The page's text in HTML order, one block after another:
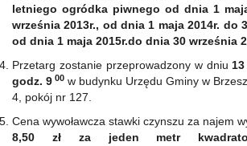
letniego ogródka piwnego od dnia 1
września 2013r., od dnia 1 maja 2014r. do
od dnia 1 maja 2015r.do dnia 30 września
Przetarg zostanie przeprowadzony w dniu
godz. 9 00 w budynku Urzędu Gminy w
4, pokój nr 127.
Cena wywoławcza stawki czynszu za najem
8,50 zł za jeden metr